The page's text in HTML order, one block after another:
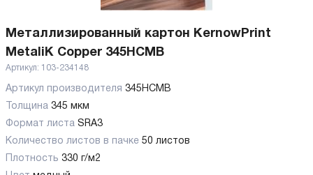
Металлизированный картон KernowPrint
MetaliK Copper 345HCMB
Артикул: 103-234148
Артикул производителя 345HCMB
Толщина 345 мкм
Формат листа SRA3
Количество листов в пачке 50 листов
Плотность 330 г/м2